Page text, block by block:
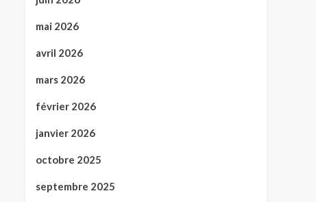
mai 2026
avril 2026
mars 2026
février 2026
janvier 2026
octobre 2025
septembre 2025